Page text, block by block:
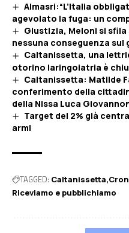
Almasri:“L’Italia
agevolato la fuga: un
Giustizia, Meloni si
nessuna conseguenza sul
Caltanissetta, una
otorino laringoiatria è
Caltanissetta: Matilde
conferimento della
della Nissa Luca
Target del 2% già
armi
TAGGED: Caltanissetta
Riceviamo e pubblichiamo